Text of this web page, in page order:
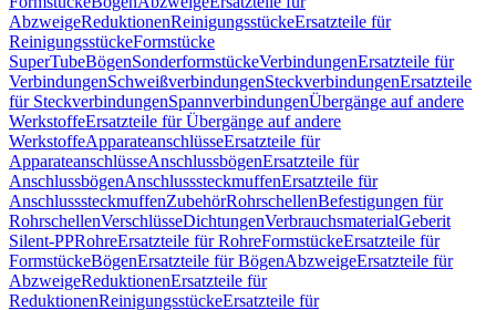
AbzweigeReduktionenReinigungsstückeErsatzteile für
ReinigungsstückeFormstücke
SuperTubeBögenSonderformstückeVerbindungenErsatzteile für
VerbindungenSchweißverbindungenSteckverbindungenErsatzteile
für SteckverbindungenSpannverbindungenÜbergänge auf andere
WerkstoffeErsatzteile für Übergänge auf andere
WerkstoffeApparateanschlüsseErsatzteile für
ApparateanschlüsseAnschlussbögenErsatzteile für
AnschlussbögenAnschlusssteckmuffenErsatzteile für
AnschlusssteckmuffenZubehörRohrschellenBefestigungen für
RohrschellenVerschlüsseDichtungenVerbrauchsmaterialGeberit
Silent-PPRohreErsatzteile für RohreFormstückeErsatzteile für
FormstückeBögenErsatzteile für BögenAbzweigeErsatzteile für
AbzweigeReduktionenErsatzteile für
ReduktionenReinigungsstückeErsatzteile für